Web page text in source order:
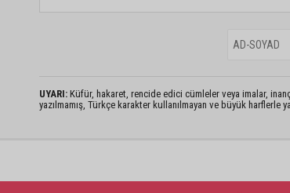
UYARI: Küfür, hakaret, rencide edici cümleler veya imalar,
yazılmamış, Türkçe karakter kullanılmayan ve büyük harflerle